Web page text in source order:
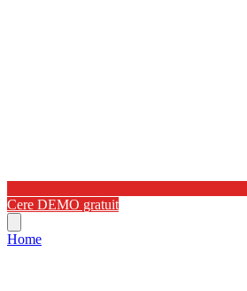
Cere DEMO gratuit
Home